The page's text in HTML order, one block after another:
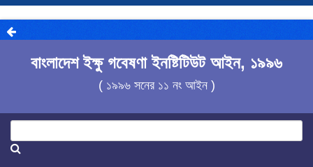
বাংলাদেশ ইক্ষু গবেষণা ইনষ্টিটিউট আইন, ১৯৯৬
( ১৯৯৬ সনের ১১ নং আইন )